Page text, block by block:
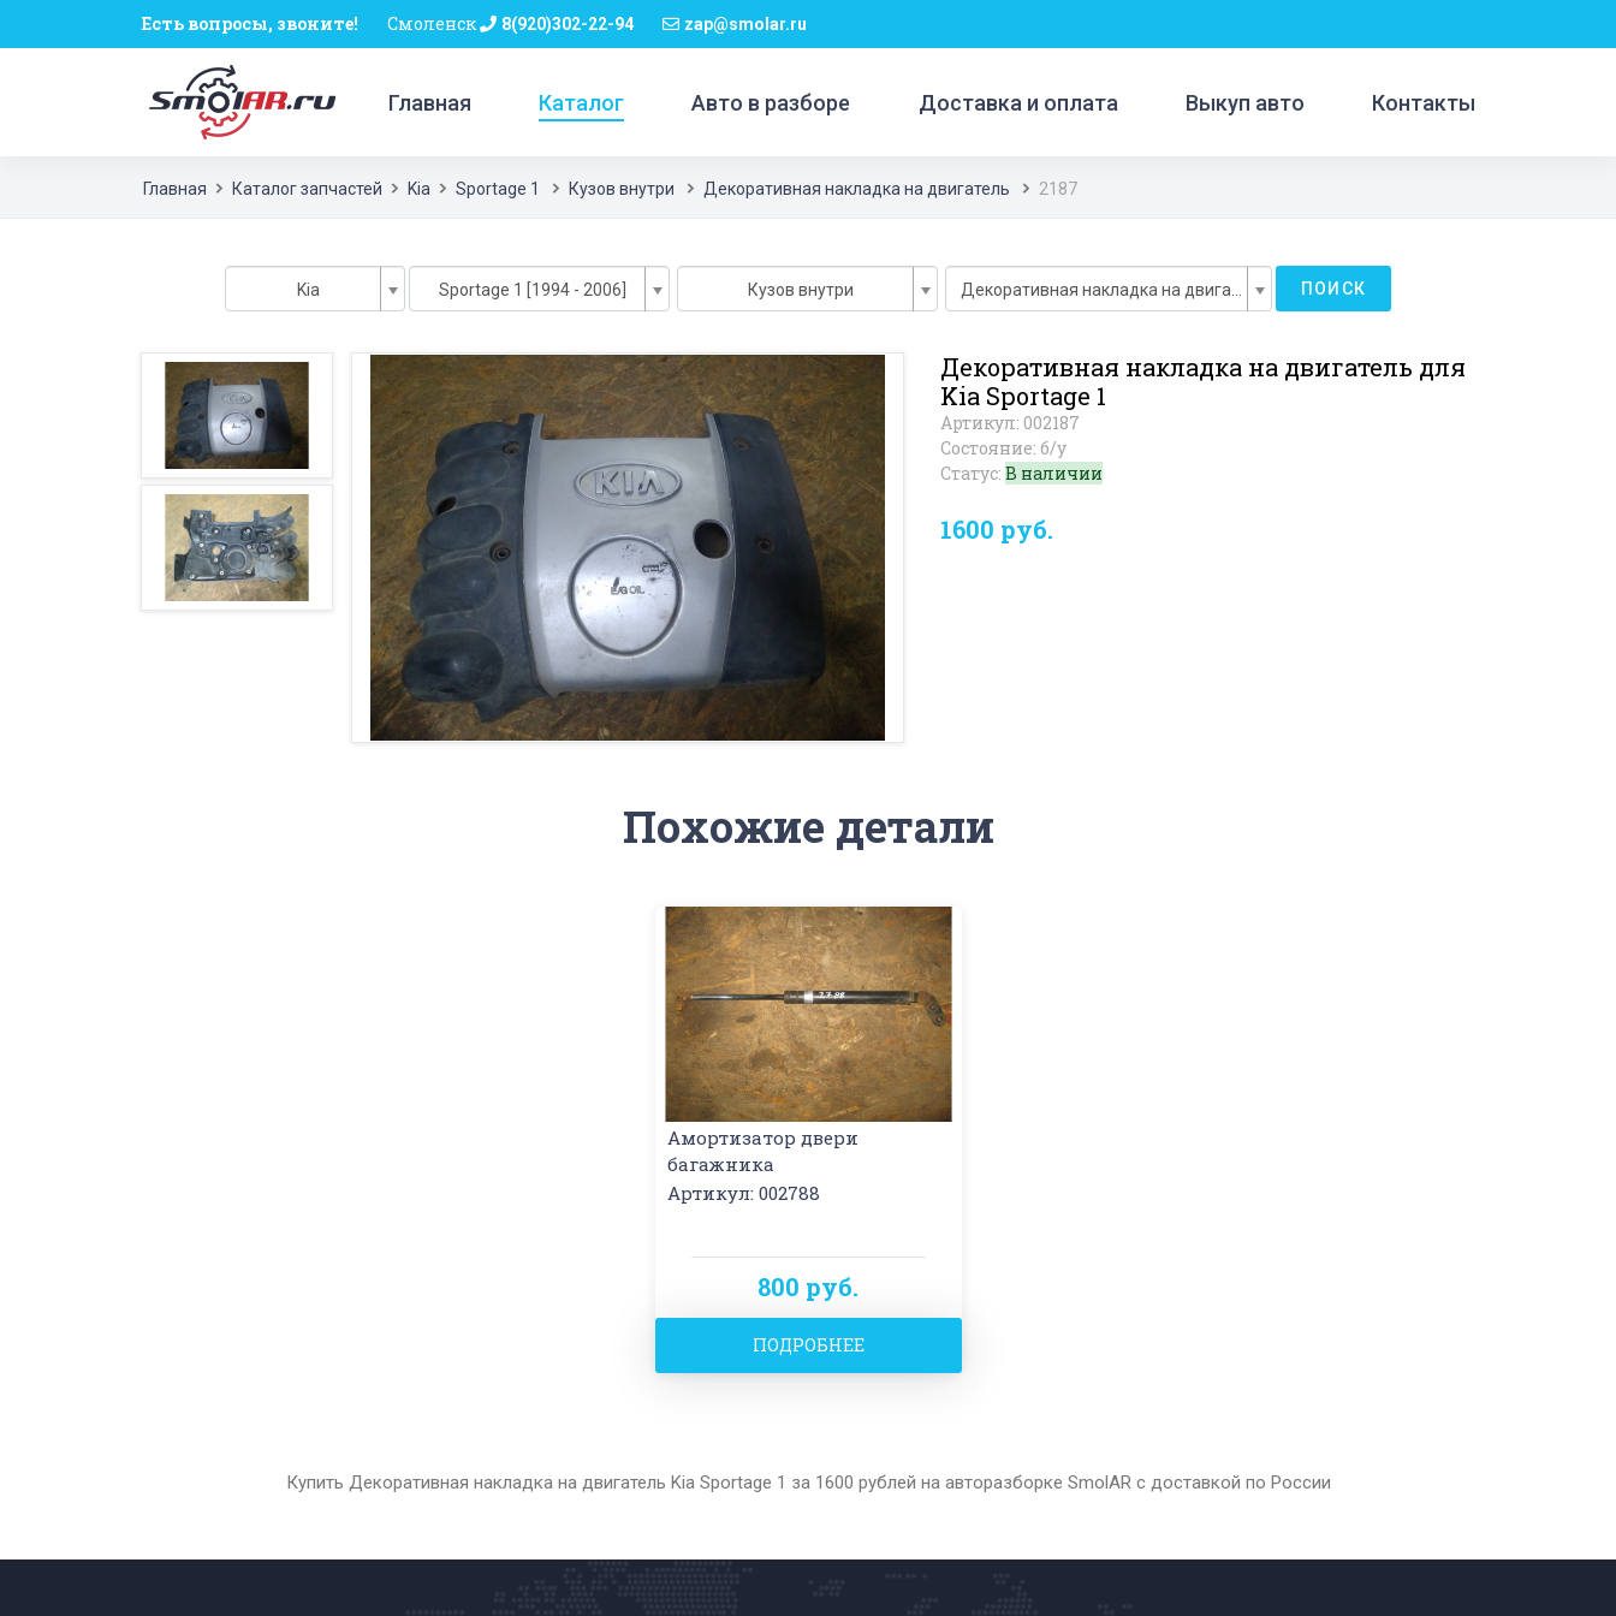
Есть вопросы, звоните! Смоленск 8(920)302-22-94 zap@smolar.ru
Главная Каталог Авто в разборе Доставка и оплата Выкуп авто Контакты
Главная Каталог запчастей Kia Sportage 1 Кузов внутри Декоративная накладка на двигатель 2187
Kia Sportage 1 [1994 - 2006] Кузов внутри ПОИСК
Декоративная накладка на двигатель для
Kia Sportage 1
Артикул: 002187
Состояние: б/у
Статус: В наличии
1600 руб.
Похожие детали
Амортизатор двери
багажника
Артикул: 002788
800 руб.
ПОДРОБНЕЕ
Купить Декоративная накладка на двигатель Kia Sportage 1 за 1600 рублей на авторазборке SmolAR с доставкой по России